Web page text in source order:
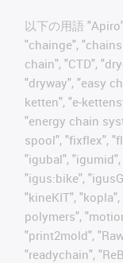
以下の用語
"chainge",
chain", "CTD",
"dryway", "easy
ketten", "e-
"energy chain
spool", "fixflex",
"igubal",
"igus:bike",
"kineKIT",
polymers",
"print2mold",
"readychain",